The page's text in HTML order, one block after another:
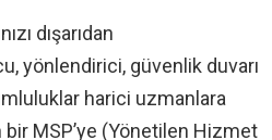
dışarıdan
yönlendirici, güvenlik duvarı
harici uzmanlara
MSP’ye (Yönetilen Hizmet